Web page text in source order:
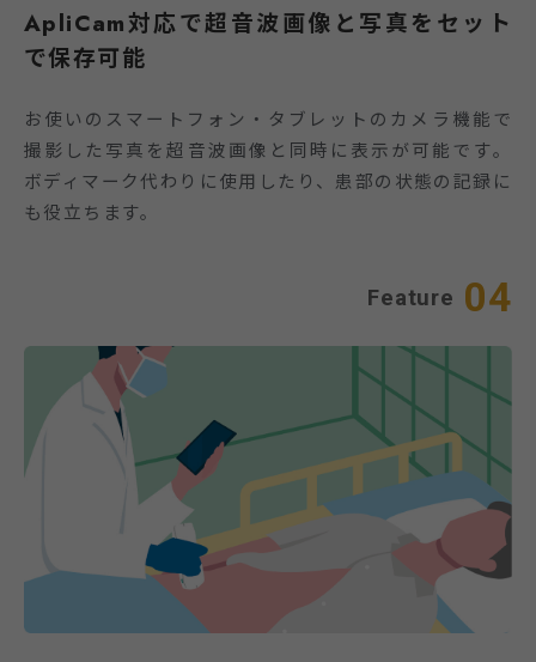
ApliCam対応で超音波画像と写真をセット
で保存可能
お使いのスマートフォン・タブレットのカメラ機能で
撮影した写真を超音波画像と同時に表示が可能です。
ボディマーク代わりに使用したり、患部の状態の記録に
も役立ちます。
Feature 04